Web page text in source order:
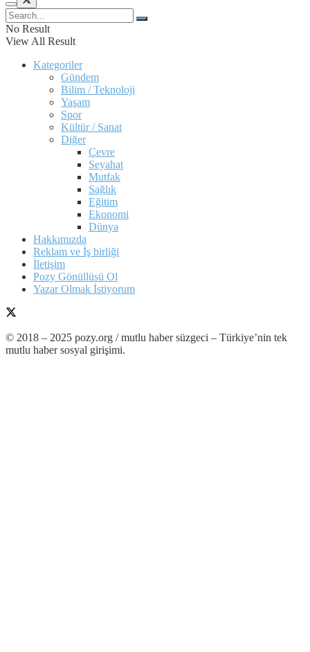
No Result
View All Result
Kategoriler
Gündem
Bilim / Teknoloji
Yaşam
Spor
Kültür / Sanat
Diğer
Çevre
Seyahat
Mutfak
Sağlık
Eğitim
Ekonomi
Dünya
Hakkımızda
Reklam ve İş birliği
İletişim
Pozy Gönüllüsü Ol
Yazar Olmak İstiyorum
© 2018 – 2025 pozy.org / mutlu haber süzgeci – Türkiye’nin tek
mutlu haber sosyal girişimi.